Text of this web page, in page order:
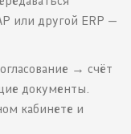
или другой ERP —
→ счёт
документы.
кабинете и